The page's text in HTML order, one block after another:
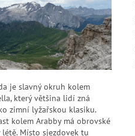
je slavný okruh kolem
který většina lidí zná
zimní lyžařskou klasiku.
kolem Arabby má obrovské
Místo sjezdovek tu